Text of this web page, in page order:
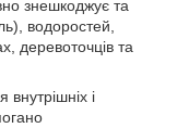
знешкоджує та
водоростей,
деревоточців та
і